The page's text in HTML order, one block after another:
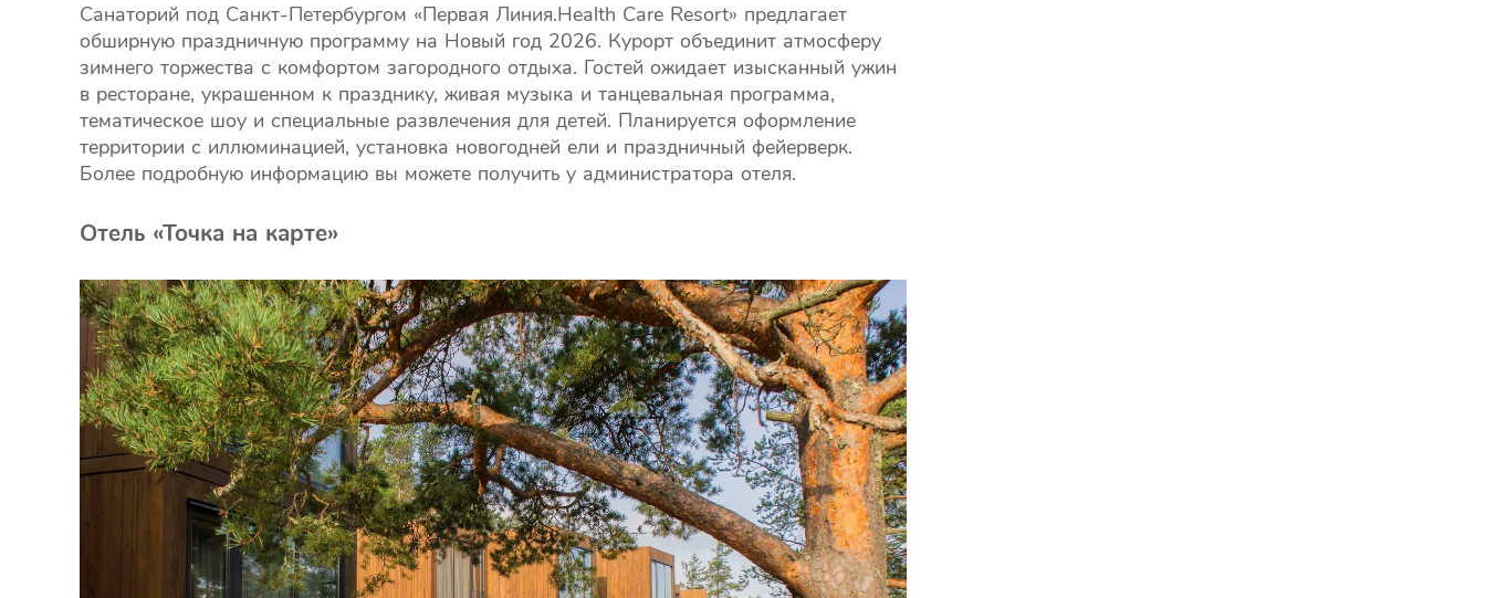
Санаторий под Санкт-Петербургом «Первая Линия.Health Care Resort» предлагает
обширную праздничную программу на Новый год 2026. Курорт объединит атмосферу
зимнего торжества с комфортом загородного отдыха. Гостей ожидает изысканный ужин
в ресторане, украшенном к празднику, живая музыка и танцевальная программа,
тематическое шоу и специальные развлечения для детей. Планируется оформление
территории с иллюминацией, установка новогодней ели и праздничный фейерверк.
Более подробную информацию вы можете получить у администратора отеля.
Отель «Точка на карте»